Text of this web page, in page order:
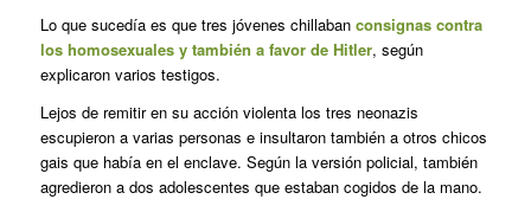
Lo que sucedía es que tres jóvenes chillabanconsignas contra
los homosexuales y también a favor de Hitler, según
explicaron varios testigos.
Lejos de remitir en su acción violenta los tres neonazis
escupieron a varias personas e insultaron también a otros chicos
gais que había en el enclave. Según la versión policial, también
agredieron a dos adolescentes que estaban cogidos de la mano.